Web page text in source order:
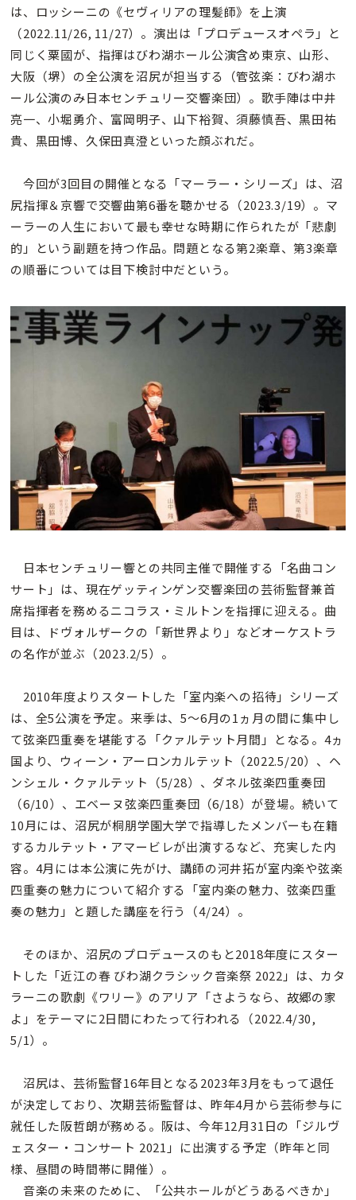
は、ロッシーニの《セヴィリアの理髪師》を上演
（2022.11/26, 11/27）。演出は「プロデュースオペラ」と
同じく粟國が、指揮はびわ湖ホール公演含め東京、山形、
大阪（堺）の全公演を沼尻が担当する（管弦楽：びわ湖ホ
ール公演のみ日本センチュリー交響楽団）。歌手陣は中井
亮一、小堀勇介、富岡明子、山下裕賀、須藤慎吾、黒田祐
貴、黒田博、久保田真澄といった顔ぶれだ。
今回が3回目の開催となる「マーラー・シリーズ」は、沼
尻指揮＆京響で交響曲第6番を聴かせる（2023.3/19）。マ
ーラーの人生において最も幸せな時期に作られたが「悲劇
的」という副題を持つ作品。問題となる第2楽章、第3楽章
の順番については目下検討中だという。
日本センチュリー響との共同主催で開催する「名曲コン
サート」は、現在ゲッティンゲン交響楽団の芸術監督兼首
席指揮者を務めるニコラス・ミルトンを指揮に迎える。曲
目は、ドヴォルザークの「新世界より」などオーケストラ
の名作が並ぶ（2023.2/5）。
2010年度よりスタートした「室内楽への招待」シリーズ
は、全5公演を予定。来季は、5〜6月の1ヵ月の間に集中し
て弦楽四重奏を堪能する「クァルテット月間」となる。4ヵ
国より、ウィーン・アーロンカルテット（2022.5/20）、ヘ
ンシェル・クァルテット（5/28）、ダネル弦楽四重奏団
（6/10）、エベーヌ弦楽四重奏団（6/18）が登場。続いて
10月には、沼尻が桐朋学園大学で指導したメンバーも在籍
するカルテット・アマービレが出演するなど、充実した内
容。4月には本公演に先がけ、講師の河井拓が室内楽や弦楽
四重奏の魅力について紹介する「室内楽の魅力、弦楽四重
奏の魅力」と題した講座を行う（4/24）。
そのほか、沼尻のプロデュースのもと2018年度にスター
トした「近江の春 びわ湖クラシック音楽祭 2022」は、カタ
ラーニの歌劇《ワリー》のアリア「さようなら、故郷の家
よ」をテーマに2日間にわたって行われる（2022.4/30,
5/1）。
沼尻は、芸術監督16年目となる2023年3月をもって退任
が決定しており、次期芸術監督は、昨年4月から芸術参与に
就任した阪哲朗が務める。阪は、今年12月31日の「ジルヴ
ェスター・コンサート 2021」に出演する予定（昨年と同
様、昼間の時間帯に開催）。
音楽の未来のために、「公共ホールがどうあるべきか」